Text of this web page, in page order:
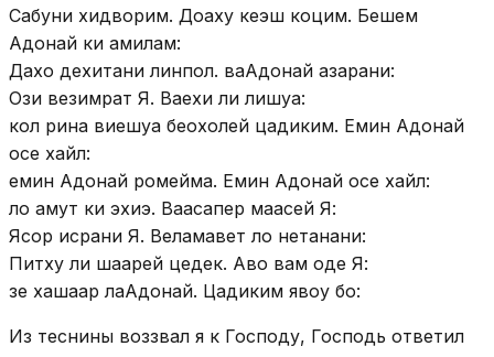
Сабуни хидворим. Доаху кеэш коцим. Бешем
Адонай ки амилам:
Дахо дехитани линпол. ваАдонай азарани:
Ози везимрат Я. Ваехи ли лишуа:
кол рина виешуа беохолей цадиким. Емин Адонай
осе хайл:
емин Адонай ромейма. Емин Адонай осе хайл:
ло амут ки эхиэ. Ваасапер маасей Я:
Ясор исрани Я. Веламавет ло нетанани:
Питху ли шаарей цедек. Аво вам оде Я:
зе хашаар лаАдонай. Цадиким явоу бо:
Из теснины воззвал я к Господу, Господь ответил